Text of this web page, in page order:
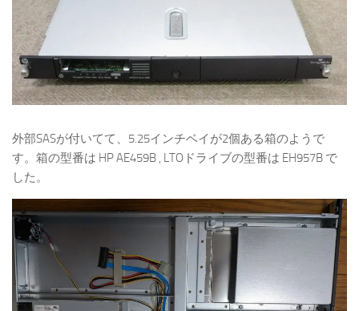
外部SASが付いてて、5.25インチベイが2個ある箱のようで
す。箱の型番は HP AE459B , LTOドライブの型番は EH957B で
した。